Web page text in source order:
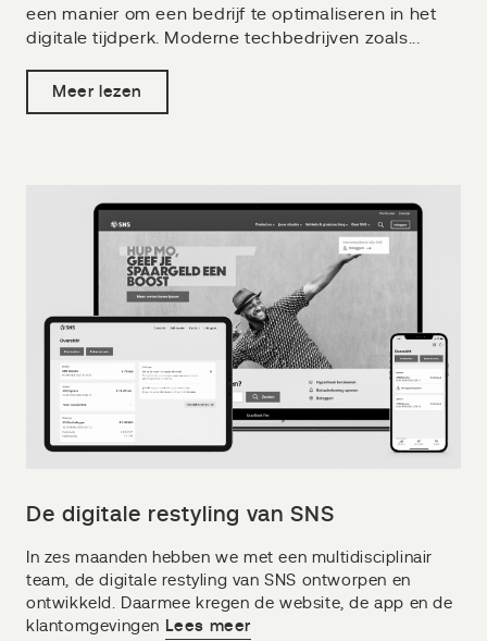
Meer lezen
een manier om een bedrijf te optimaliseren in het
digitale tijdperk. Moderne techbedrijven zoals...
De digitale restyling van SNS
In zes maanden hebben we met een multidisciplinair
team, de digitale restyling van SNS ontworpen en
ontwikkeld. Daarmee kregen de website, de app en de
klantomgevingen Lees meer